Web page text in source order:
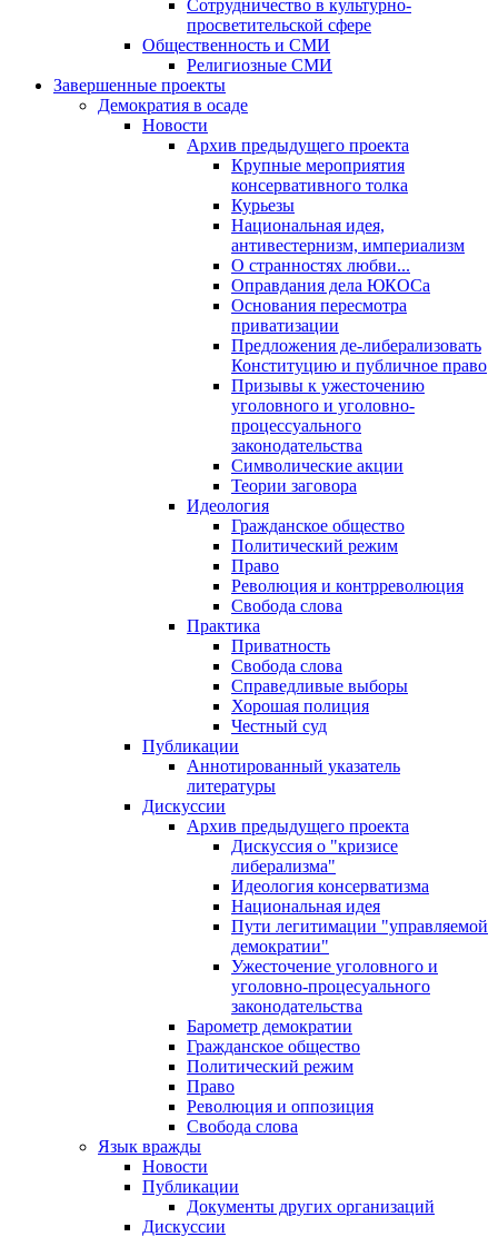
Сотрудничество в культурно-
просветительской сфере
Общественность и СМИ
Религиозные СМИ
Завершенные проекты
Демократия в осаде
Новости
Архив предыдущего проекта
Крупные мероприятия
консервативного толка
Курьезы
Национальная идея,
антивестернизм, империализм
О странностях любви...
Оправдания дела ЮКОСа
Основания пересмотра
приватизации
Предложения де-либерализовать
Конституцию и публичное право
Призывы к ужесточению
уголовного и уголовно-
процессуального
законодательства
Символические акции
Теории заговора
Идеология
Гражданское общество
Политический режим
Право
Революция и контрреволюция
Свобода слова
Практика
Приватность
Свобода слова
Справедливые выборы
Хорошая полиция
Честный суд
Публикации
Аннотированный указатель
литературы
Дискуссии
Архив предыдущего проекта
Дискуссия о "кризисе
либерализма"
Идеология консерватизма
Национальная идея
Пути легитимации "управляемой
демократии"
Ужесточение уголовного и
уголовно-процесуального
законодательства
Барометр демократии
Гражданское общество
Политический режим
Право
Революция и оппозиция
Свобода слова
Язык вражды
Новости
Публикации
Документы других организаций
Дискуссии